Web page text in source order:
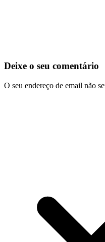
Deixe o seu comentário
O seu endereço de email não